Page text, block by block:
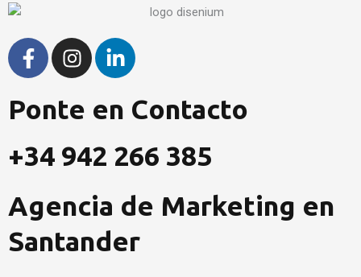
F
a
e
o
o
-
f
I
n
t
g
r
m
L
i
k
d
i
n
Ponte en Contacto
+34 942 266 385
Agencia de Marketing en
Santander